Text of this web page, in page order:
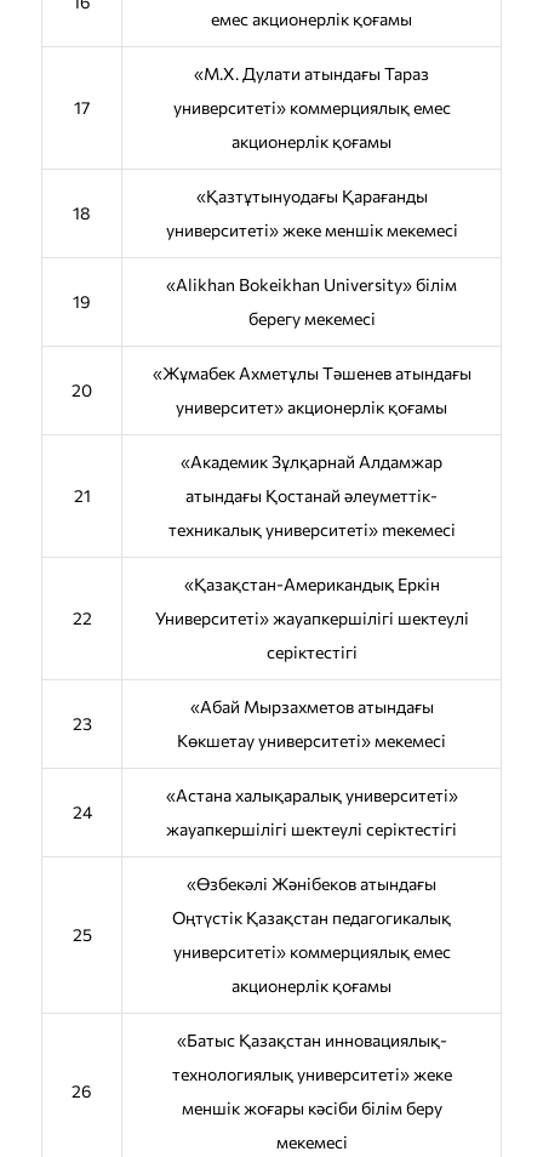
емес акционерлік қоғамы
17
«М.Х. Дулати атындағы Тараз
университеті» коммерциялық емес
акционерлік қоғамы
18
«Қазтұтынуодағы Қарағанды
университеті» жеке меншік мекемесі
19
«Alikhan Bokeikhan University» білім
берегу мекемесі
20
«Жұмабек Ахметұлы Тәшенев атындағы
университет» акционерлік қоғамы
21
«Академик Зұлқарнай Алдамжар
атындағы Қостанай әлеуметтік-
техникалық университеті» meкемесі
22
«Қазақстан-Американдық Еркін
Университеті» жауапкершілігі шектеулі
серіктестігі
23
«Абай Мырзахметов атындағы
Көкшетау университеті» мекемесі
24
«Астана халықаралық университеті»
жауапкершілігі шектеулі серіктестігі
25
«Өзбекәлі Жәнібеков атындағы
Оңтүстік Қазақстан педагогикалық
университеті» коммерциялық емес
акционерлік қоғамы
26
«Батыс Қазақстан инновациялық-
технологиялық университеті» жеке
меншік жоғары кәсіби білім беру
мекемесі